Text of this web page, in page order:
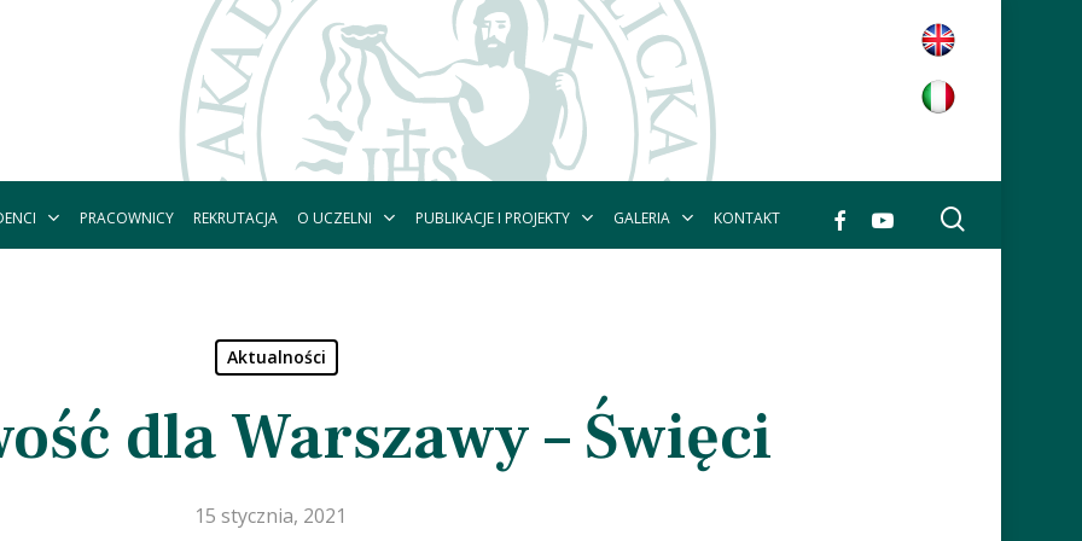
PRACOWNICY REKRUTACJA O UCZELNI PUBLIKACJE I PROJEKTY GALERIA KONTAKT facebookyoutube
Aktualności
dla Warszawy – Święci
15 stycznia, 2021